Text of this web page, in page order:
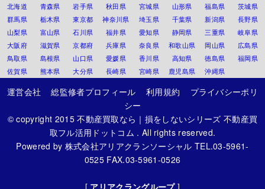
北海道 青森県 岩手県 秋田県 宮城県 山形県 福島県
茨城県
群馬県
栃木県 東京都 神奈川県 埼玉県 千葉県 新潟県
長野県
山梨県
富山県 石川県 福井県 愛知県 静岡県 三重県
岐阜県
大阪府
滋賀県 京都府 兵庫県 奈良県 和歌山県 岡山県
広島県
鳥取県
島根県 山口県 愛媛県 香川県 高知県 徳島県
福岡県
佐賀県
熊本県 大分県 長崎県 宮崎県 鹿児島県 沖縄県
運営会社 総監修者プロフィール 利用規約
プライバシーポリ
シー
© copyright 2015不動産買取なら｜損をしないシリーズ 不動産買
取フル活用ドットコム . All rights reserved.
Powered by 株式会社アリアクランソーシャル TEL.03-5961-
0525 FAX.03-5961-0526